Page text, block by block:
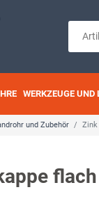
WERKZEUGE UND
und Zubehör Zink